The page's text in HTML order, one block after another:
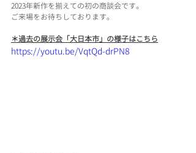
2023年新作を揃えての初の商談会です。
ご来場をお待ちしております。
＊過去の展示会「大日本市」の様子はこちら
https://youtu.be/VqtQd-drPN8